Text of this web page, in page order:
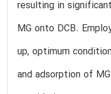
resulting in
MG onto DCB.
up, optimum
and adsorption of